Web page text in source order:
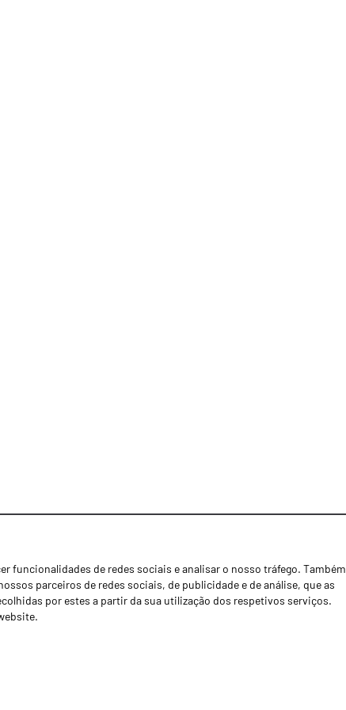
funcionalidades de redes sociais e analisar o nosso tráfego. Também
parceiros de redes sociais, de publicidade e de análise, que as
por estes a partir da sua utilização dos respetivos serviços.
Notícias
Concessionários